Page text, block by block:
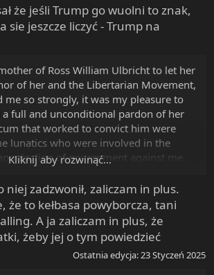
że jeśli Trump go wuolni to znak,
sie jeszcze liczyć - Trump na
of Ross William Ulbricht to let her
of her and the Libertarian Movement,
me so strongly, it was my pleasure to
a full and unconditional pardon of her
that worked to convict him were
lunatics who were involved in the
of government against me.
Kliknij aby rozwinąć...
niej zadzwonił, zaliczam in plus.
że to kełbasa powyborcza, tani
A ja zaliczam in plus, że
żeby jej o tym powiedzieć
Ostatnia edycja:23 Styczeń 2025